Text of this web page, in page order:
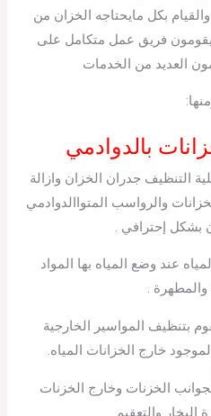
بكل مايحتاجه الخزان من
فريق عمل متكامل على
العديد من الخدمات
بالدوادمي
التنظيف جدران الخزان وازالة
والرواسب المتواالدوادمي
بشكل إحترافي .
عند وضع المياه بها المواد
والمطهرة .
بتنظيف المواسير الخارجية
خارج الخزانات المياه.
الخزنات وخارج الخزنات
البخار والتعقيم.